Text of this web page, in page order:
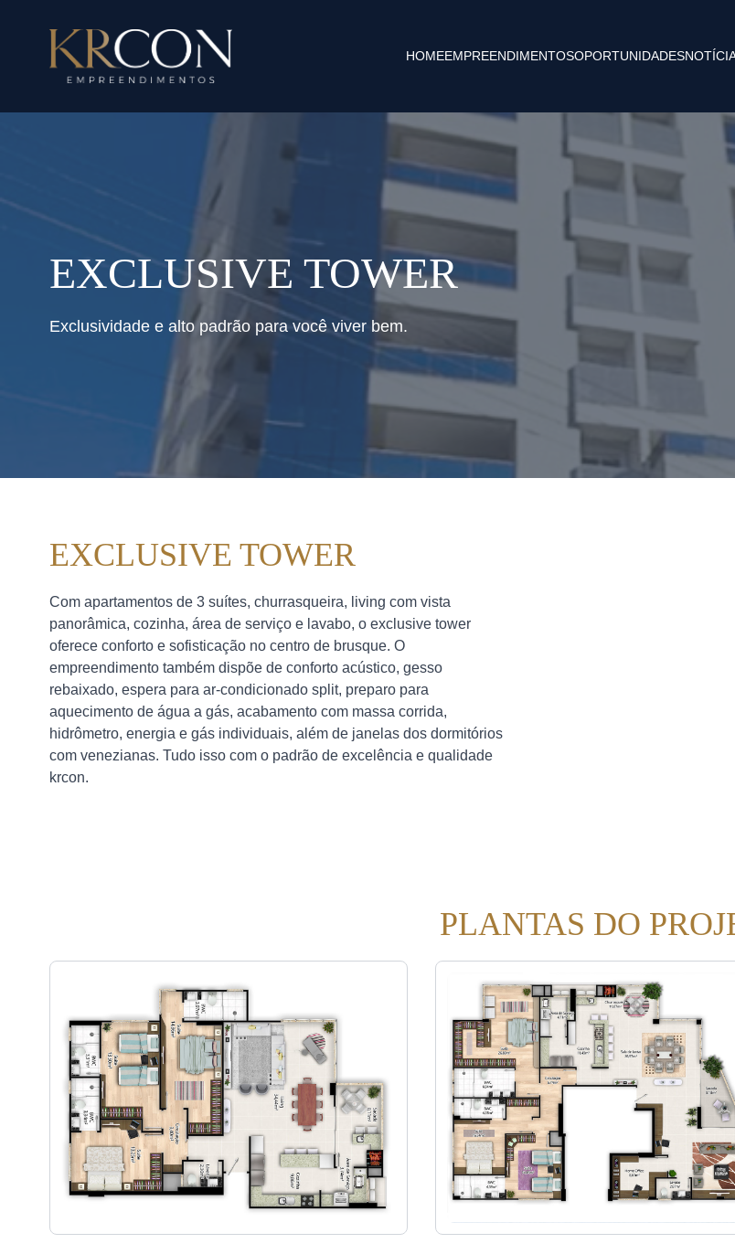
HOMEEMPREENDIMENTOSOPORTUNIDADES
EXCLUSIVE TOWER
Exclusividade e alto padrão para você viver bem.
EXCLUSIVE TOWER
Com apartamentos de 3 suítes, churrasqueira, living com vista
panorâmica, cozinha, área de serviço e lavabo, o exclusive tower
oferece conforto e sofisticação no centro de brusque. O
empreendimento também dispõe de conforto acústico, gesso
rebaixado, espera para ar-condicionado split, preparo para
aquecimento de água a gás, acabamento com massa corrida,
hidrômetro, energia e gás individuais, além de janelas dos dormitórios
com venezianas. Tudo isso com o padrão de excelência e qualidade
krcon.
PLANTAS DO